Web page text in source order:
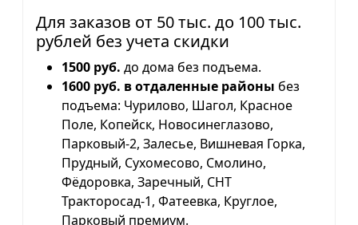
Для заказов от 50 тыс. до 100 тыс.
рублей без учета скидки
1500 руб. до дома без подъема.
1600 руб. в отдаленные районы без
подъема: Чурилово, Шагол, Красное
Поле, Копейск, Новосинеглазово,
Парковый-2, Залесье, Вишневая Горка,
Прудный, Сухомесово, Смолино,
Фёдоровка, Заречный, СНТ
Тракторосад-1, Фатеевка, Круглое,
Парковый премиум.